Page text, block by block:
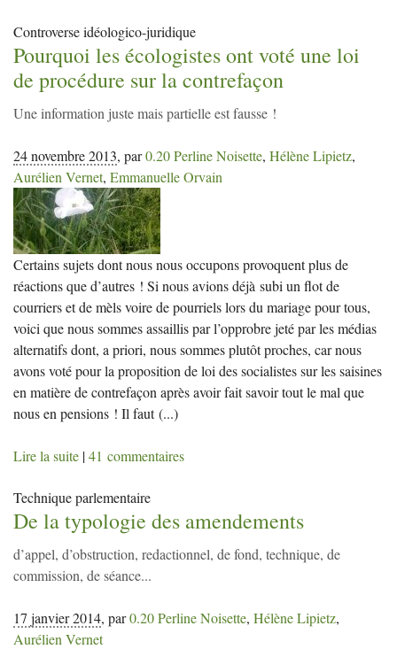
Controverse idéologico-juridique
Pourquoi les écologistes ont voté une loi
de procédure sur la contrefaçon
Une information juste mais partielle est fausse !
24 novembre 2013, par0.20 Perline Noisette, Hélène Lipietz,
Aurélien Vernet, Emmanuelle Orvain
Certains sujets dont nous nous occupons provoquent plus de
réactions que d’autres ! Si nous avions déjà subi un flot de
courriers et de mèls voire de pourriels lors du mariage pour tous,
voici que nous sommes assaillis par l’opprobre jeté par les médias
alternatifs dont, a priori, nous sommes plutôt proches, car nous
avons voté pour la proposition de loi des socialistes sur les saisines
en matière de contrefaçon après avoir fait savoir tout le mal que
nous en pensions ! Il faut(...)
Lire la suite |41 commentaires
Technique parlementaire
De la typologie des amendements
d’appel, d’obstruction, redactionnel, de fond, technique, de
commission, de séance...
17 janvier 2014, par0.20 Perline Noisette, Hélène Lipietz,
Aurélien Vernet